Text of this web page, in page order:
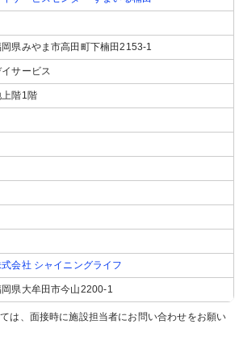
岡県みやま市高田町下楠田2153-1
サービス
上階1階
会社 シャイニングライフ
岡県大牟田市今山2200-1
は、面接時に施設担当者にお問い合わせをお願い